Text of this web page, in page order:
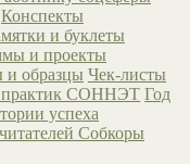
Конспекты
и буклеты
и проекты
образцы Чек-листы
практик СОННЭТ Год
успеха
Собкоры